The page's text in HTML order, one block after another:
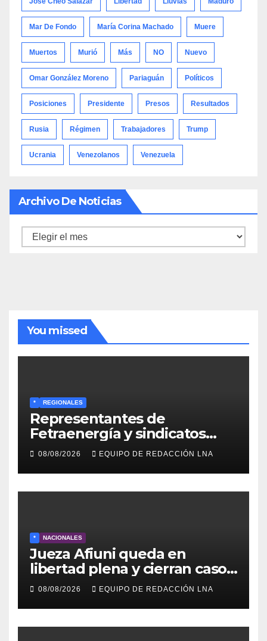
Mar De Fondo María Corina Machado Muere
Muertos Murió Más NO Nuevo
Omar González Moreno Pariaguán Políticos
Posiciones Presidente Presos Resultados
Rusia Régimen Trabajadores Trump
Ucrania Venezolanos Venezuela
Archivo De Noticias
Archivo
You missed
* REGIONALES
Representantes de
Fetraenergía y sindicatos
base llaman a renovar
directivas para rescatar la
lucha laboral en Anzoátegui
08/08/2026 EQUIPO DE REDACCIÓN LNA
* NACIONALES
Jueza Afiuni queda en
libertad plena y cierran caso
tras más de 16 años
08/08/2026 EQUIPO DE REDACCIÓN LNA